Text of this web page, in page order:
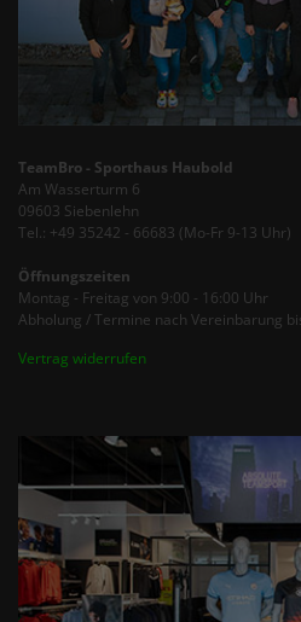
TeamBro - Sporthaus Haubold
Am Wasserturm 6
09603 Siebenlehn
Tel.: +49 35242 - 66683 (Mo-Fr 9-13 Uhr)
Öffnungszeiten
Montag - Freitag von 9:00 - 16:00 Uhr
Abholung / Termine nach Vereinbarung
Vertrag widerrufen